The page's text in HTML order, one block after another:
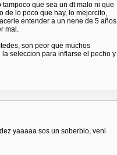
que sea un dt malo ni que
de lo poco que hay, lo mejorcito,
entender a un nene de 5 años
mal.
son peor que muchos
seleccion para inflarse el pecho y
yaaaaa sos un soberbio, veni